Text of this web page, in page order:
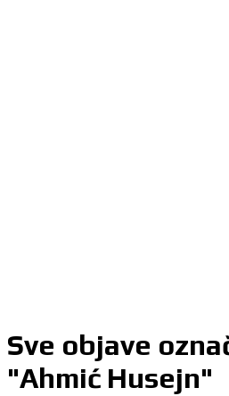
Sve objave
"Ahmić Husejn"